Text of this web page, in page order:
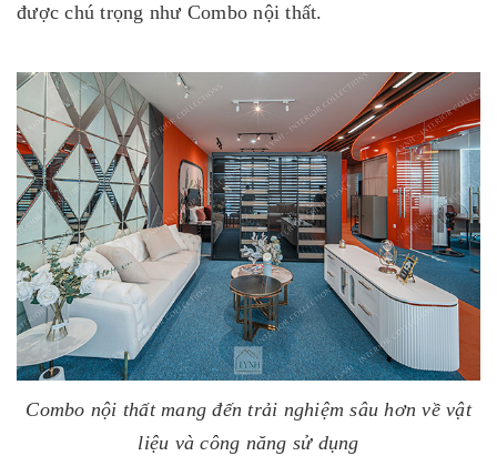
được chú trọng như Combo nội thất.
Combo nội thất mang đến trải nghiệm sâu hơn về vật
liệu và công năng sử dụng